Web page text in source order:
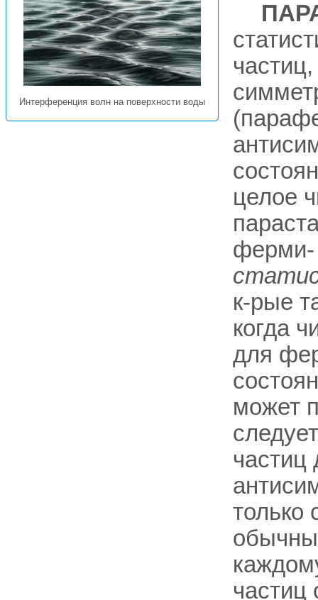
Интерференция волн на поверхности воды
целое
ферми-
к-рые
когда
для
может
частиц
только
частиц